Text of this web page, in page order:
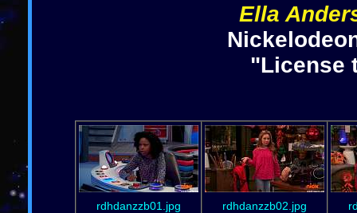
Ella
"License
rdhdanzzb01.jpg rdhdanzzb02.jpg